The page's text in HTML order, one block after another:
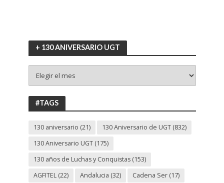
+ 130 ANIVERSARIO UGT
130
ANIVERSARIO
UGT
#TAGS
130 aniversario (21) 130 Aniversario de UGT(832)
130 Aniversario UGT(175)
130 años de Luchas y Conquistas(153)
AGFITEL(22) Andalucia (32) Cadena Ser(17)